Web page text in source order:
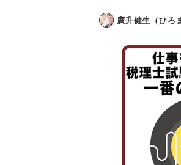
廣升健生（ひろ